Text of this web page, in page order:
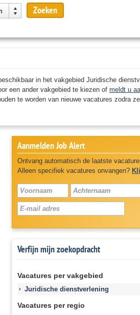
Zoeken
in het vakgebied Juridische
een ander vakgebied te kiezen of meldt u
te worden van nieuwe vacatures zodra ze
Aanmelden Job Alert
Ontvang automatisch de laatste
Alleen specifiek vacatures onvangen?
Verfijn mijn zoekopdracht
Vacatures per vakgebied
Juridische dienstverlening
Vacatures per regio